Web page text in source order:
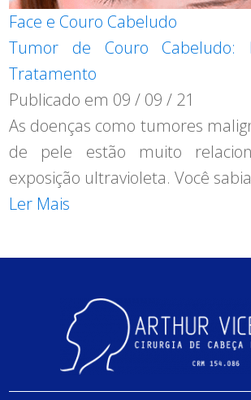
Face e Couro Cabeludo
Tumor de Couro Cabeludo:
Tratamento
Publicado em 09 / 09 / 21
As doenças como tumores
de pele estão muito
exposição ultravioleta. Você
Ler Mais